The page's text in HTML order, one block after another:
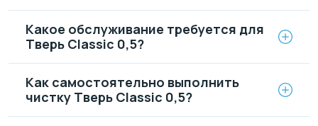
Какое обслуживание требуется для
Тверь Classic 0,5?
Как самостоятельно выполнить
чистку Тверь Classic 0,5?